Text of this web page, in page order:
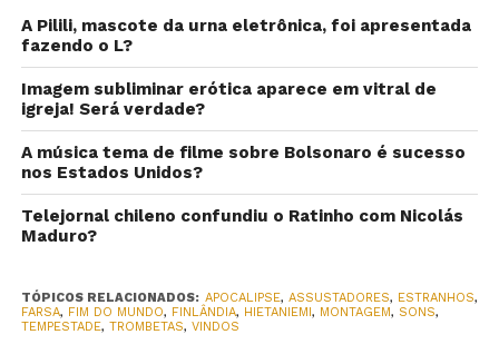
A Pilili, mascote da urna eletrônica, foi apresentada
fazendo o L?
Imagem subliminar erótica aparece em vitral de
igreja! Será verdade?
A música tema de filme sobre Bolsonaro é sucesso
nos Estados Unidos?
Telejornal chileno confundiu o Ratinho com Nicolás
Maduro?
TÓPICOS RELACIONADOS: APOCALIPSE, ASSUSTADORES, ESTRANHOS,
FARSA, FIM DO MUNDO, FINLÂNDIA, HIETANIEMI , MONTAGEM, SONS,
TEMPESTADE, TROMBETAS, VINDOS